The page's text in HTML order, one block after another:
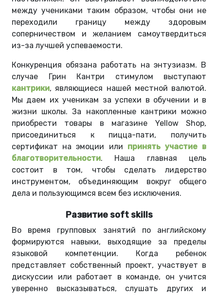
между учениками таким образом, чтобы они не
переходили границу между здоровым
соперничеством и желанием самоутвердиться
из-за лучшей успеваемости.
Конкуренция обязана работать на энтузиазм. В
случае Грин Кантри стимулом выступают
кантрики, являющиеся нашей местной валютой.
Мы даем их ученикам за успехи в обучении и в
жизни школы. За накопленные кантрики можно
приобрести товары в магазине Yellow Shop,
присоединиться к пицца-пати, получить
сертификат на эмоции или принять участие в
благотворительности. Наша главная цель
состоит в том, чтобы сделать лидерство
инструментом, объединяющим вокруг общего
дела и пользующимся всем без исключения.
Развитие soft skills
Во время групповых занятий по английскому
формируются навыки, выходящие за пределы
языковой компетенции. Когда ребенок
представляет собственный проект, участвует в
дискуссии или работает в команде, он учится
уверенно высказываться, слушать других и